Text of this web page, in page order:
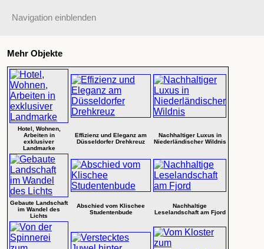
Navigation einblenden
Mehr Objekte
Hotel, Wohnen,
Arbeiten in
exklusiver
Landmarke
Effizienz und Eleganz am
Düsseldorfer Drehkreuz
Nachhaltiger Luxus in
Niederländischer Wildnis
Gebaute Landschaft
im Wandel des
Lichts
Abschied vom Klischee
Studentenbude
Nachhaltige
Leselandschaft am Fjord